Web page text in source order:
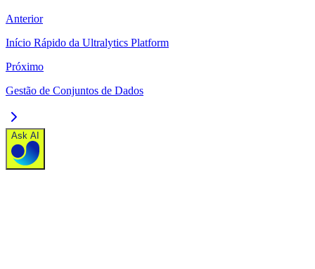
Anterior
Início Rápido da Ultralytics Platform
Próximo
Gestão de Conjuntos de Dados
Ask AI